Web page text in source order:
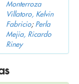
Monterroza
Villatoro, Kelvin
Fabricio; Perla
Mejia, Ricardo
Riney